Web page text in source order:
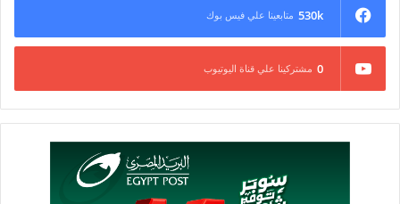
530k متابعينا علي فيس بوك
0 مشتركينا علي قناة اليوتيوب